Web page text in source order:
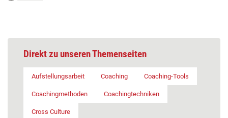
Direkt zu unseren Themenseiten
Aufstellungsarbeit Coaching Coaching-Tools
Coachingmethoden Coachingtechniken
Cross Culture